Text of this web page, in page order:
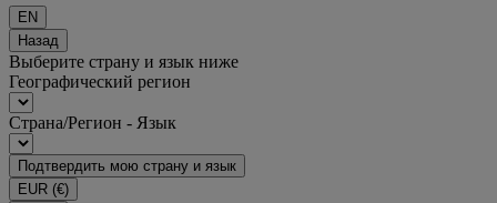
EN
Назад
Выберите страну и язык ниже
Географический регион
Страна/Регион - Язык
Подтвердить мою страну и язык
EUR (€)